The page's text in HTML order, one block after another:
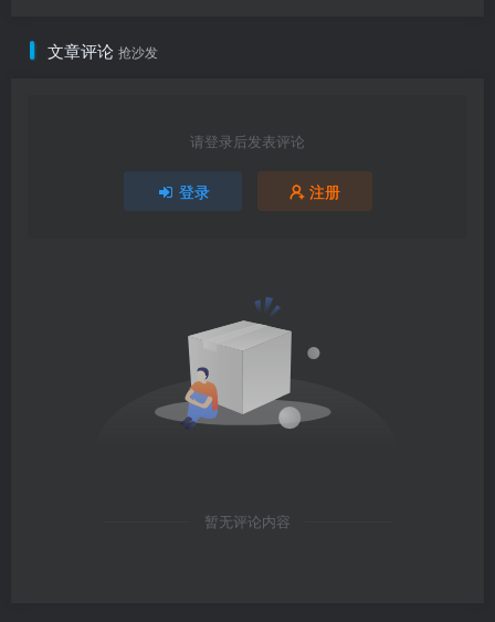
文章评论 抢沙发
请登录后发表评论
登录 注册
暂无评论内容